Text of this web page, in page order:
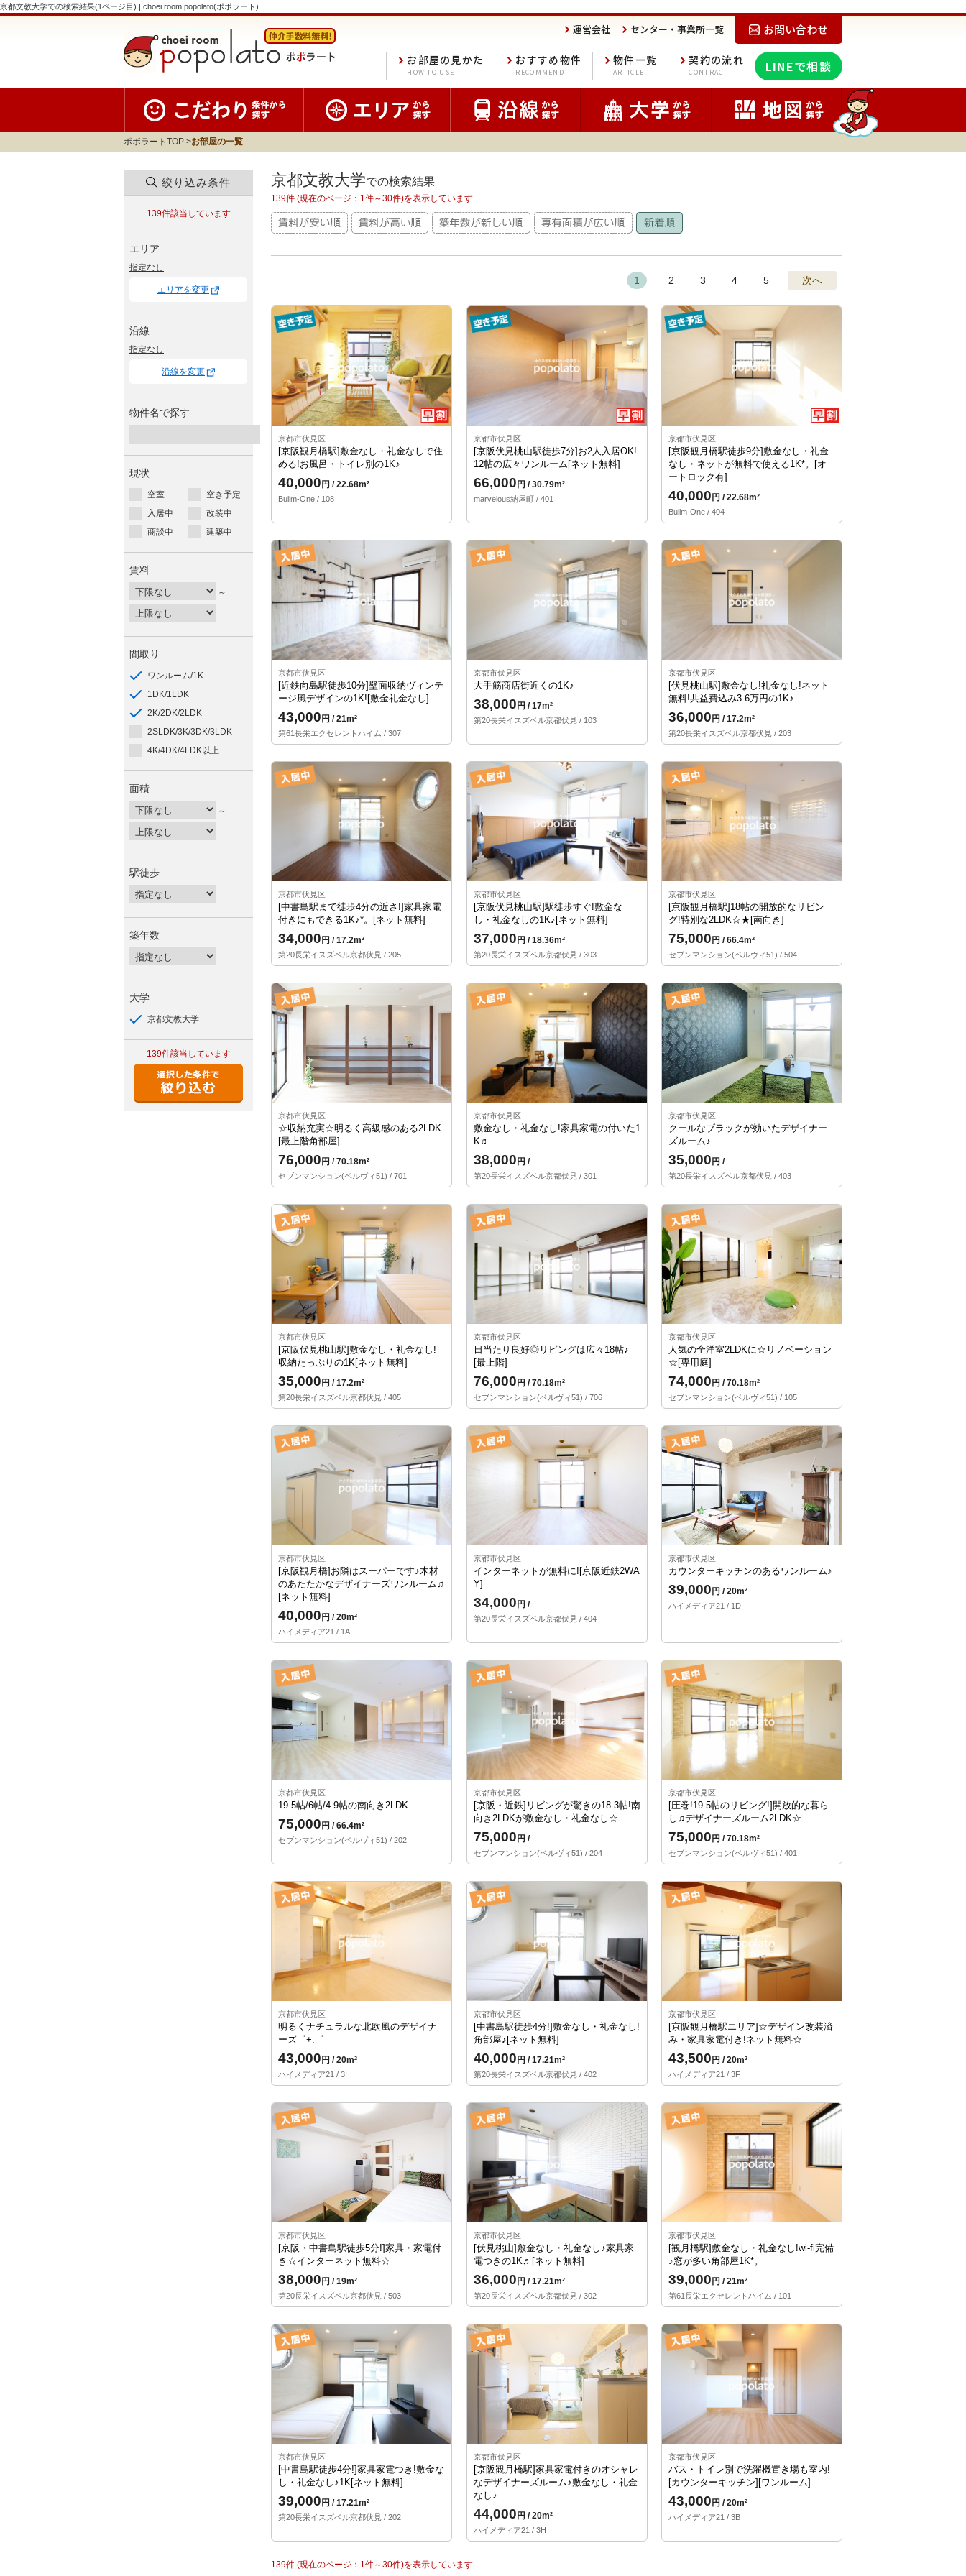
京都文教大学での検索結果(1ページ目) | choei room popolato(ポポラート)
お問い合わせ
センター・事業所一覧
運営会社
LINEで相談
契約の流れ
CONTRACT
物件一覧
ARTICLE
おすすめ物件
RECOMMEND
お部屋の見かた
HOW TO USE
ポポラートTOP お部屋の一覧
京都文教大学での検索結果
139件 (現在のページ：1件～30件)を表示しています
1 2 3 4 5 次へ
京都市伏見区
[京阪観月橋駅]敷金なし・礼金なしで住
める!お風呂・トイレ別の1K♪
40,000 円 / 22.68m²
Builm-One / 108
京都市伏見区
[京阪伏見桃山駅徒歩7分]お2人入居OK!
12帖の広々ワンルーム[ネット無料]
66,000 円 / 30.79m²
marvelous納屋町 / 401
京都市伏見区
[京阪観月橋駅徒歩9分]敷金なし・礼金
なし・ネットが無料で使える1K*。[オ
ートロック有]
40,000 円 / 22.68m²
Builm-One / 404
京都市伏見区
[近鉄向島駅徒歩10分]壁面収納ヴィンテ
ージ風デザインの1K![敷金礼金なし]
43,000 円 / 21m²
第61長栄エクセレントハイム / 307
京都市伏見区
大手筋商店街近くの1K♪
38,000 円 / 17m²
第20長栄イスズベル京都伏見 / 103
京都市伏見区
[伏見桃山駅]敷金なし!礼金なし!ネット
無料!共益費込み3.6万円の1K♪
36,000 円 / 17.2m²
第20長栄イスズベル京都伏見 / 203
京都市伏見区
[中書島駅まで徒歩4分の近さ!]家具家電
付きにもできる1K♪*。[ネット無料]
34,000 円 / 17.2m²
第20長栄イスズベル京都伏見 / 205
京都市伏見区
[京阪伏見桃山駅]駅徒歩すぐ!敷金な
し・礼金なしの1K♪[ネット無料]
37,000 円 / 18.36m²
第20長栄イスズベル京都伏見 / 303
京都市伏見区
[京阪観月橋駅]18帖の開放的なリビン
グ!特別な2LDK☆★[南向き]
75,000 円 / 66.4m²
セブンマンション(ベルヴィ51) / 504
京都市伏見区
☆収納充実☆明るく高級感のある2LDK
[最上階角部屋]
76,000 円 / 70.18m²
セブンマンション(ベルヴィ51) / 701
京都市伏見区
敷金なし・礼金なし!家具家電の付いた1
K♬
38,000 円 /
第20長栄イスズベル京都伏見 / 301
京都市伏見区
クールなブラックが効いたデザイナー
ズルーム♪
35,000 円 /
第20長栄イスズベル京都伏見 / 403
京都市伏見区
[京阪伏見桃山駅]敷金なし・礼金なし!
収納たっぷりの1K[ネット無料]
35,000 円 / 17.2m²
第20長栄イスズベル京都伏見 / 405
京都市伏見区
日当たり良好◎リビングは広々18帖♪
[最上階]
76,000 円 / 70.18m²
セブンマンション(ベルヴィ51) / 706
京都市伏見区
人気の全洋室2LDKに☆リノベーション
☆[専用庭]
74,000 円 / 70.18m²
セブンマンション(ベルヴィ51) / 105
京都市伏見区
[京阪観月橋]お隣はスーパーです♪木材
のあたたかなデザイナーズワンルーム♫
[ネット無料]
40,000 円 / 20m²
ハイメディア21 / 1A
京都市伏見区
インターネットが無料に![京阪近鉄2WA
Y]
34,000 円 /
第20長栄イスズベル京都伏見 / 404
京都市伏見区
カウンターキッチンのあるワンルーム♪
39,000 円 / 20m²
ハイメディア21 / 1D
京都市伏見区
19.5帖/6帖/4.9帖の南向き2LDK
75,000 円 / 66.4m²
セブンマンション(ベルヴィ51) / 202
京都市伏見区
[京阪・近鉄]リビングが驚きの18.3帖!南
向き2LDKが敷金なし・礼金なし☆
75,000 円 /
セブンマンション(ベルヴィ51) / 204
京都市伏見区
[圧巻!19.5帖のリビング!]開放的な暮ら
し♫デザイナーズルーム2LDK☆
75,000 円 / 70.18m²
セブンマンション(ベルヴィ51) / 401
京都市伏見区
明るくナチュラルな北欧風のデザイナ
ーズ゜+.゜
43,000 円 / 20m²
ハイメディア21 / 3I
京都市伏見区
[中書島駅徒歩4分!]敷金なし・礼金なし!
角部屋♪[ネット無料]
40,000 円 / 17.21m²
第20長栄イスズベル京都伏見 / 402
京都市伏見区
[京阪観月橋駅エリア]☆デザイン改装済
み・家具家電付き!ネット無料☆
43,500 円 / 20m²
ハイメディア21 / 3F
京都市伏見区
[京阪・中書島駅徒歩5分!]家具・家電付
き☆インターネット無料☆
38,000 円 / 19m²
第20長栄イスズベル京都伏見 / 503
京都市伏見区
[伏見桃山]敷金なし・礼金なし♪家具家
電つきの1K♬[ネット無料]
36,000 円 / 17.21m²
第20長栄イスズベル京都伏見 / 302
京都市伏見区
[観月橋駅]敷金なし・礼金なし!wi-fi完備
♪窓が多い角部屋1K*。
39,000 円 / 21m²
第61長栄エクセレントハイム / 101
京都市伏見区
[中書島駅徒歩4分!]家具家電つき!敷金な
し・礼金なし♪1K[ネット無料]
39,000 円 / 17.21m²
第20長栄イスズベル京都伏見 / 202
京都市伏見区
[京阪観月橋駅]家具家電付きのオシャレ
なデザイナーズルーム♪敷金なし・礼金
なし♪
44,000 円 / 20m²
ハイメディア21 / 3H
京都市伏見区
バス・トイレ別で洗濯機置き場も室内!
[カウンターキッチン][ワンルーム]
43,000 円 / 20m²
ハイメディア21 / 3B
139件 (現在のページ：1件～30件)を表示しています
絞り込み条件
139件該当しています
エリア
指定なし
エリアを変更
沿線
指定なし
沿線を変更
物件名で探す
現状
空室
空き予定
入居中
改装中
商談中
建築中
賃料
～
間取り
ワンルーム/1K
1DK/1LDK
2K/2DK/2LDK
2SLDK/3K/3DK/3LDK
4K/4DK/4LDK以上
面積
～
駅徒歩
築年数
大学
京都文教大学
139件該当しています